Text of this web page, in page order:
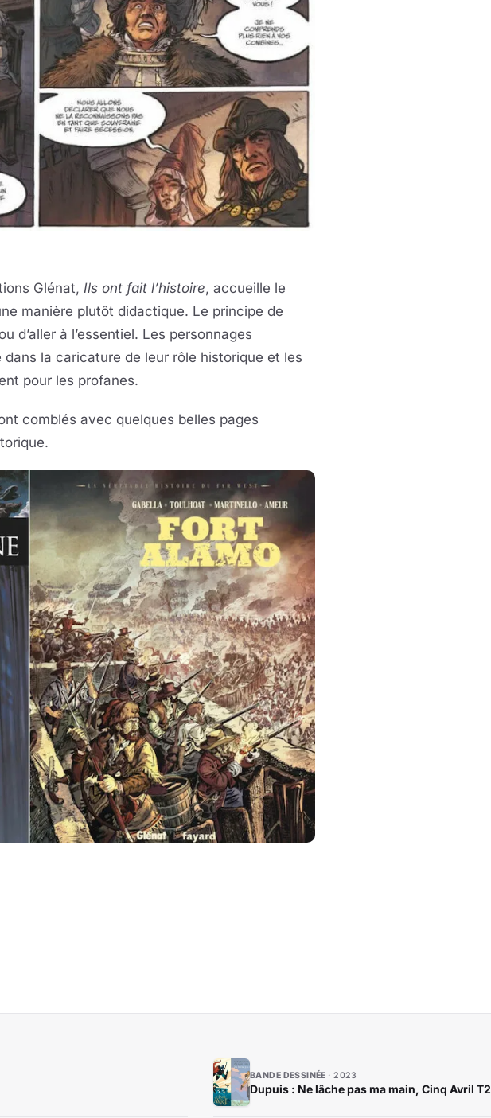
Glénat, Ils ont fait l’histoire, accueille le
manière plutôt didactique. Le principe de
d’aller à l’essentiel. Les personnages
la caricature de leur rôle historique et les
pour les profanes.
comblés avec quelques belles pages
BANDE DESSINÉE 2023
Dupuis : Ne lâche pas ma main, Cinq Avril T2